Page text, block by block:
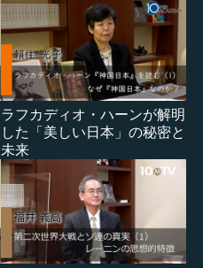
ラフカディオ・ハーンが解明
した「美しい日本」の秘密と
未来